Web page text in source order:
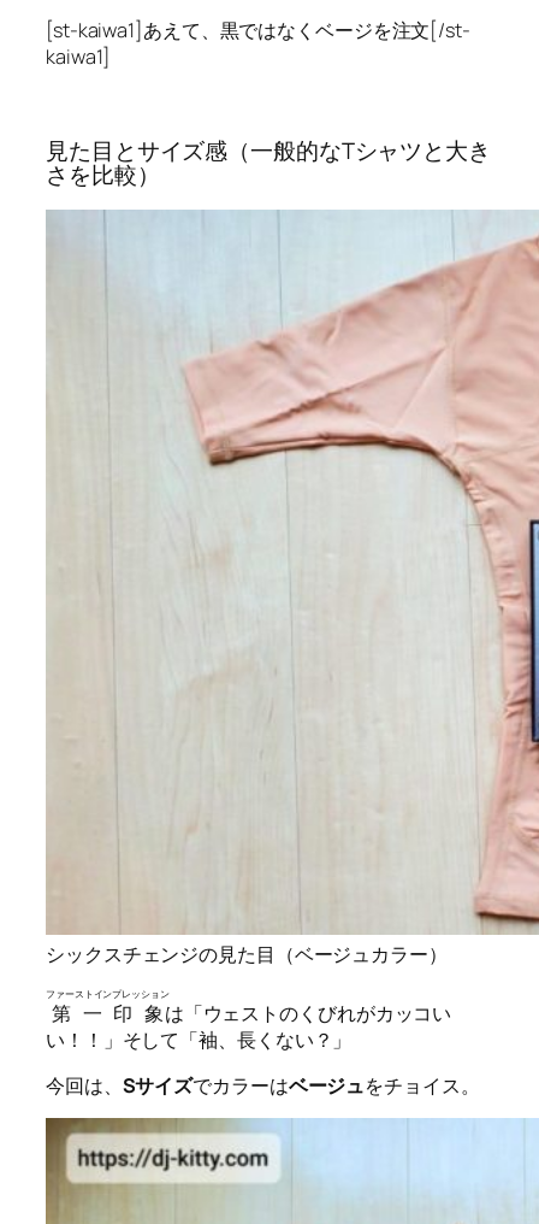
[st-kaiwa1]あえて、黒ではなくベージを注文[/st-
kaiwa1]
見た目とサイズ感（一般的なTシャツと大き
さを比較）
シックスチェンジの見た目（ベージュカラー）
第一印象
ファーストインプレッション
は「ウェストのくびれがカッコい
い！！ 」そして「袖、長くない？」
今回は、 Sサイズでカラーはベージュをチョイス。